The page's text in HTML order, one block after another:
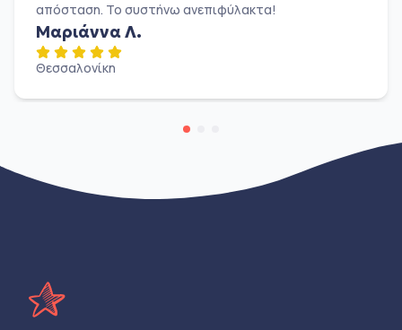
απόσταση. Το συστήνω ανεπιφύλακτα!
Μαριάννα Λ.
Θεσσαλονίκη